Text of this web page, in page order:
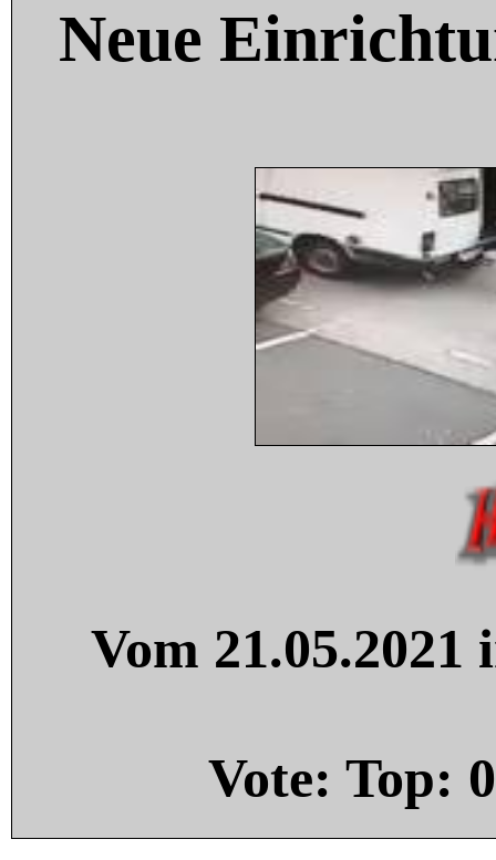
Neue
Vom
Vote: Top: 0